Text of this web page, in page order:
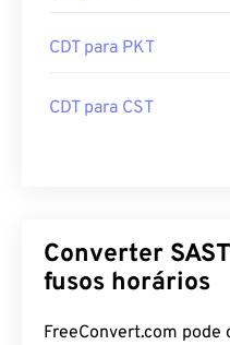
CDT para PKT
CDT para CST
Converter
fusos horários
FreeConvert.com pode